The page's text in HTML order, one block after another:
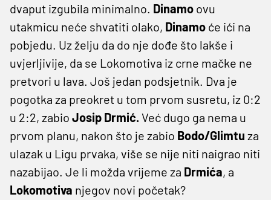
dvaput izgubila minimalno. Dinamo ovu
utakmicu neće shvatiti olako, Dinamo će ići na
pobjedu. Uz želju da do nje dođe što lakše i
uvjerljivije, da se Lokomotiva iz crne mačke ne
pretvori u lava. Još jedan podsjetnik. Dva je
pogotka za preokret u tom prvom susretu, iz 0:2
u 2:2, zabio Josip Drmić. Već dugo ga nema u
prvom planu, nakon što je zabio Bodo/Glimtu za
ulazak u Ligu prvaka, više se nije niti naigrao niti
nazabijao. Je li možda vrijeme za Drmića, a
Lokomotiva njegov novi početak?